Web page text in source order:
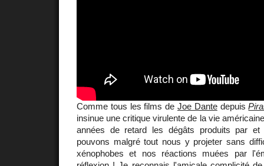
Comme tous les films de Joe Dantedepuis
insinue une critique virulente de la vie
années de retard les dégâts produits par
pouvons malgré tout nous y projeter sans
xénophobes et nos réactions muées par